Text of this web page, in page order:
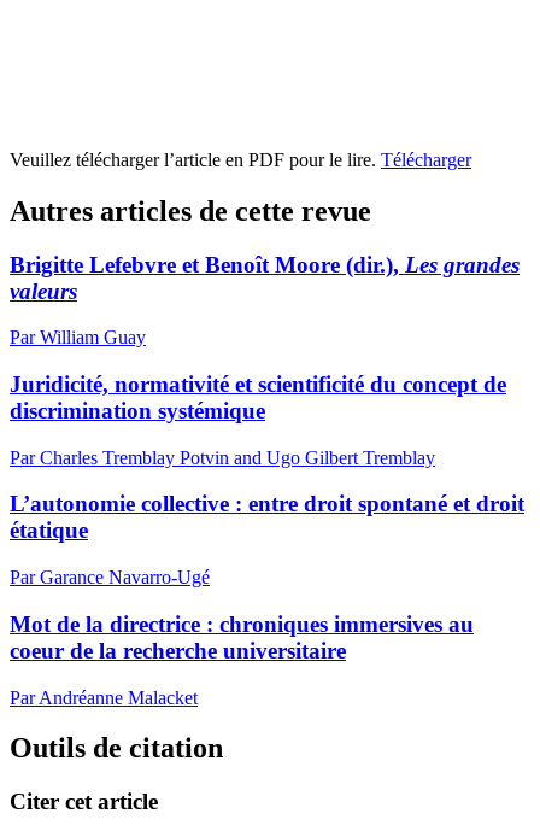
Veuillez télécharger l’article en PDF pour le lire. Télécharger
Autres articles de cette revue
Brigitte Lefebvre et Benoît Moore (dir.), Les grandes
valeurs
Par William Guay
Juridicité, normativité et scientificité du concept de
discrimination systémique
Par Charles Tremblay Potvin and Ugo Gilbert Tremblay
L’autonomie collective : entre droit spontané et droit
étatique
Par Garance Navarro-Ugé
Mot de la directrice : chroniques immersives au
coeur de la recherche universitaire
Par Andréanne Malacket
Outils de citation
Citer cet article